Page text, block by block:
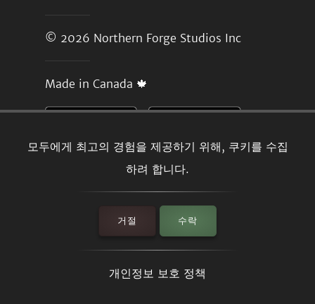
모두에게 최고의 경험을 제공하기 위해, 쿠키를 수집
하려 합니다.
거절 수락
개인정보 보호 정책
© 2026 Northern Forge Studios Inc
Made in Canada 🍁